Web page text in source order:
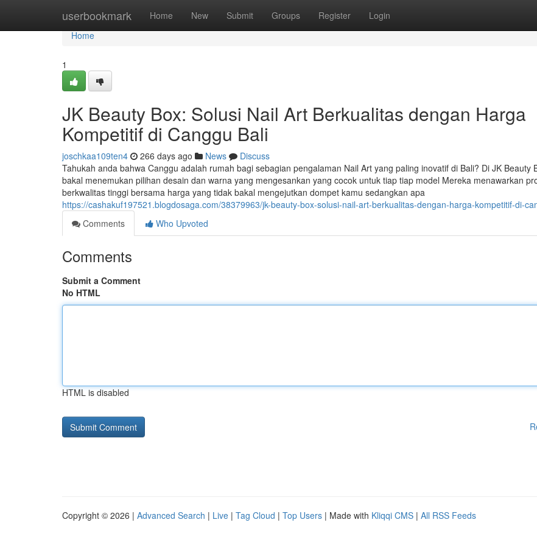
userbookmark Home New Submit Groups Register Login
Home
Home
1
JK Beauty Box: Solusi Nail Art Berkualitas dengan Harga
Kompetitif di Canggu Bali
joschkaa109ten4 266 days ago News
Discuss
Tahukah anda bahwa Canggu adalah rumah bagi sebagian pengalaman Nail Art yang paling inovatif di Bali? Di JK Beauty
bakal menemukan pilihan desain dan warna yang mengesankan yang cocok untuk tiap tiap model Mereka menawarkan
berkwalitas tinggi bersama harga yang tidak bakal mengejutkan dompet kamu sedangkan apa
https://cashakuf197521.blogdosaga.com/38379963/jk-beauty-box-solusi-nail-art-berkualitas-dengan-harga-kompetitif-di-
Comments
Who Upvoted
Comments
Submit a Comment
No HTML
HTML is disabled
Copyright © 2026 | Advanced Search | Live | Tag Cloud | Top Users | Made with Kliqqi CMS | All RSS Feeds